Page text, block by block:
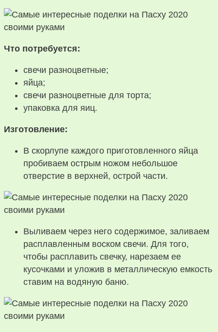
Что потребуется:
свечи разноцветные;
яйца;
свечи разноцветные для торта;
упаковка для яиц.
Изготовление:
В скорлупе каждого приготовленного яйца
пробиваем острым ножом небольшое
отверстие в верхней, острой части.
Выливаем через него содержимое, заливаем
расплавленным воском свечи. Для того,
чтобы расплавить свечку, нарезаем ее
кусочками и уложив в металлическую емкость
ставим на водяную баню.